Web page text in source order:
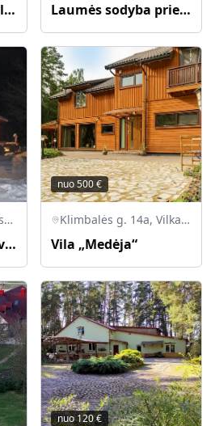
Sodyba „Raudonkalnis“ Laumės sodyba prie Mūšos tyrelio
Čiūrų k., Krekenavos sen., LT-38302 Panėvežio r.
Sodyba „Namelis dviems“
nuo500€
Klimbalės g. 14a, Vilkapjūvių k., Panevėžio r.
Vila „Medėja“
nuo120€